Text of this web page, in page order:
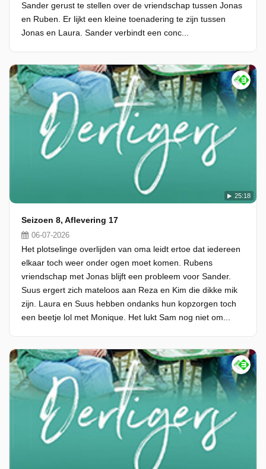
Sander gerust te stellen over de vriendschap tussen Jonas
en Ruben. Er lijkt een kleine toenadering te zijn tussen
Jonas en Laura. Sander verbindt een conc...
25:18
Seizoen 8, Aflevering 17
06-07-2026
Het plotselinge overlijden van oma leidt ertoe dat iedereen
elkaar toch weer onder ogen moet komen. Rubens
vriendschap met Jonas blijft een probleem voor Sander.
Suus ergert zich mateloos aan Reza en Kim die dikke mik
zijn. Laura en Suus hebben ondanks hun kopzorgen toch
een beetje lol met Monique. Het lukt Sam nog niet om...